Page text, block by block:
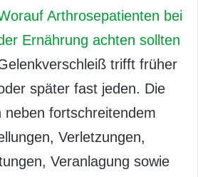
Arthrosepatienten bei
Ernährung achten sollten
trifft früher
später fast jeden. Die
neben fortschreitendem
Verletzungen,
Veranlagung sowie